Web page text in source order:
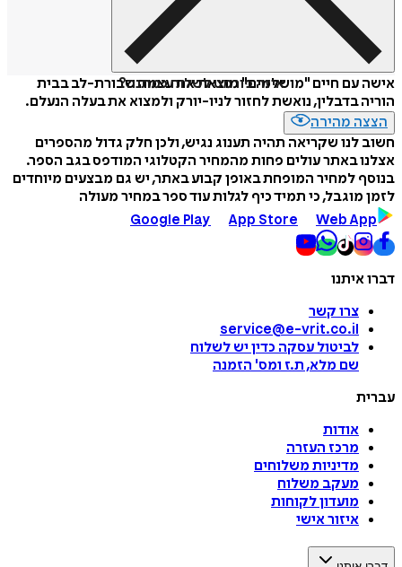
איזה פורמט לשלוח כמתנה?
אישה עם חיים "מושלמים" מוצאת את עצמה שבורת-לב בבית
הוריה בדבלין, נואשת לחזור לניו-יורק ולמצוא את בעלה הנעלם.
הצצה מהירה
חשוב לנו שקריאה תהיה תענוג נגיש, ולכן חלק גדול מהספרים
אצלנו באתר עולים פחות מהמחיר הקטלוגי המודפס בגב הספר.
בנוסף למחיר המופחת באופן קבוע באתר, יש גם מבצעים מיוחדים
לזמן מוגבל, כי תמיד כיף לגלות עוד ספר במחיר מעולה
Google Play
App Store Web App
דברו איתנו
צרו קשר
service@e-vrit.co.il
לביטול עסקה כדין יש לשלוח
שם מלא, ת.ז ומס' הזמנה
עברית
אודות
מרכז העזרה
מדיניות משלוחים
מעקב משלוח
מועדון לקוחות
איזור אישי